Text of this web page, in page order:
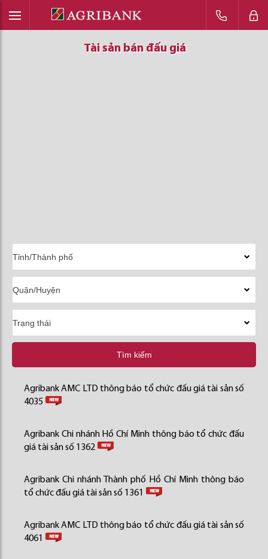
Tài sản bán đấu giá
Tài sản bán đấu giá
Tài sản bán đấu giá
Tìm kiếm
Agribank AMC LTD thông báo tổ chức đấu giá tài sản số
4035
Agribank Chi nhánh Hồ Chí Minh thông báo tổ chức đấu
giá tài sản số 1362
Agribank Chi nhánh Thành phố Hồ Chí Minh thông báo
tổ chức đấu giá tài sản số 1361
Agribank AMC LTD thông báo tổ chức đấu giá tài sản số
4061